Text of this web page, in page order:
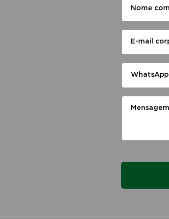
Nome
E-mail